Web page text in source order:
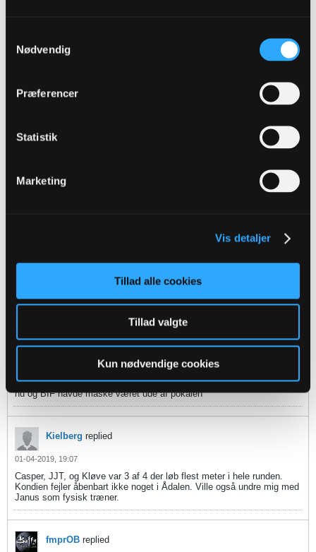
Nødvendig
Præferencer
Statistik
Marketing
Vis detaljer
Tillad alle cookies
Tillad valgte
Kun nødvendige cookies
Lennon
Oprindeligt indsendt af
var klart hånd på bolden. Hvor får de mange kendelser med
sig i felterne denne sæson.
I yderste konsekvens gør det jo at de stadig kan vinde
Hvis de havde dømt rigtigt havde vi næsten været sikker på
europa nu og BIF havde måske været ude af pokalen
Alternativet med VAR og kampstop hele tiden, for at fjerne den
mindste fejl, er værre imo. Dommerne er mennesker, trods alt😊
Endnu engang fik BIF ikke dømt straffe imod sig selvom der var klart
hånd på bolden. Hvor får de mange kendelser med sig i felterne denne
sæson.
I yderste konsekvens gør det jo at de stadig kan vinde pokalen og
blive nr 3. Og så har det været en god sæson pga 2 dommerfejl
Hvis de havde dømt rigtigt havde vi næsten været sikker på europa
nu og BIF havde måske været ude af pokalen
Kielberg replied
01-04-2019, 19:07
Casper, JJT, og Kløve var 3 af 4 der løb flest meter i hele runden.
Kondien fejler åbenbart ikke noget i Ådalen. Ville også undre mig med
Janus som fysisk træner.
fmprOB replied